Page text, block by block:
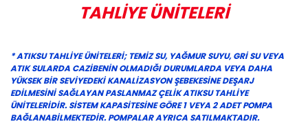
TAHLİYE ÜNİTELERİ
* ATIKSU TAHLİYE ÜNİTELERİ; TEMİZ SU, YAĞMUR SUYU, GRİ SU VEYA
ATIK SULARDA CAZİBENİN OLMADIĞI DURUMLARDA VEYA DAHA
YÜKSEK BİR SEVİYEDEKİ KANALİZASYON ŞEBEKESİNE DEŞARJ
EDİLMESİNİ SAĞLAYAN PASLANMAZ ÇELİK ATIKSU TAHLİYE
ÜNİTELERİDİR. SİSTEM KAPASİTESİNE GÖRE 1 VEYA 2 ADET POMPA
BAĞLANABİLMEKTEDİR. POMPALAR AYRICA SATILMAKTADIR.